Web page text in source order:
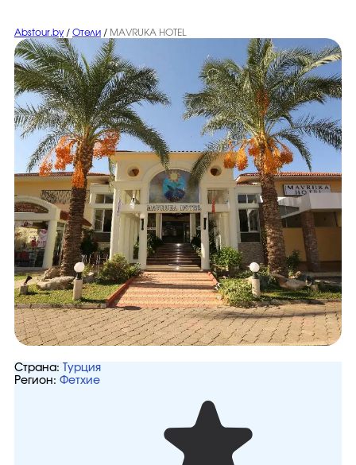
Abstour.by / Отели / MAVRUKA HOTEL
Страна:
Турция
Регион: Фетхие